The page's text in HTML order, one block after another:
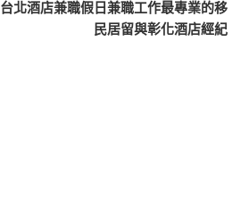
台北酒店兼職假日兼職工作最專業的移
民居留與彰化酒店經紀